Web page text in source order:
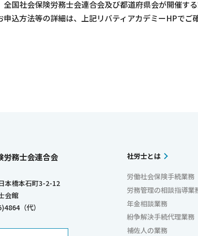
国社会保険労務士会連合会及び都道府県会が開催する
申込方法等の詳細は、上記リバティアカデミーHPでご
労務士会連合会
本橋本石町3-2-12
会館
（代）
社労士とは
労働社会保険手続業務
労務管理の相談指導業
年金相談業務
紛争解決手続代理業務
補佐人の業務